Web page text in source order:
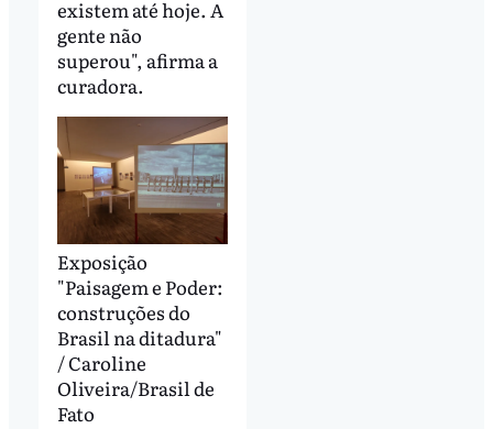
existem até hoje. A
gente não
superou", afirma a
curadora.
Exposição
"Paisagem e Poder:
construções do
Brasil na ditadura"
/ Caroline
Oliveira/Brasil de
Fato